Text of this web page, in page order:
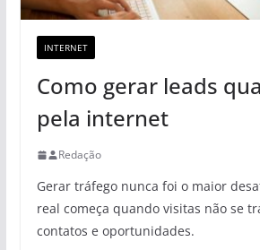
INTERNET
Como gerar leads
pela internet
Redação
Gerar tráfego nunca foi o maior
real começa quando visitas não se
contatos e oportunidades.